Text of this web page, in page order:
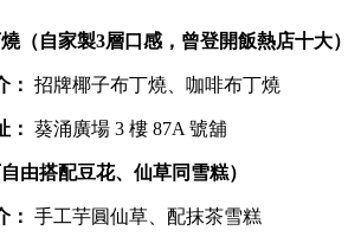
（自家製3層口感，曾登開飯熱店十大）
： 招牌椰子布丁燒、咖啡布丁燒
： 葵涌廣場 3 樓 87A 號舖
由搭配豆花、仙草同雪糕）
： 手工芋圓仙草、配抹茶雪糕